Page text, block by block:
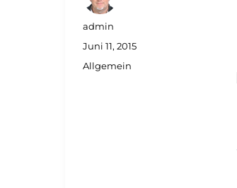
Autor
admin
Veröffentlicht
am
Juni 11, 2015
Kategorien
Allgemein